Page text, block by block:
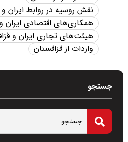
نقش روسیه در روابط ایران و
همکاری‌های اقتصادی ایران
هیئت‌های تجاری ایران و
واردات از قزاقستان
جستجو